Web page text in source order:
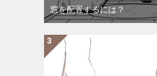
窓を配置するには？